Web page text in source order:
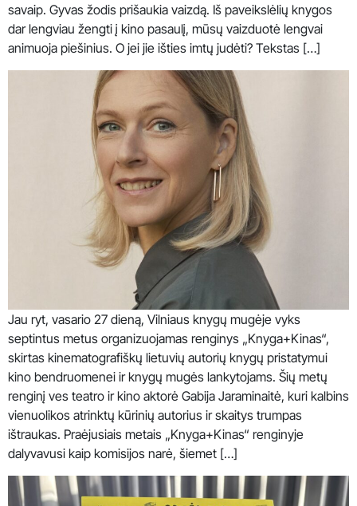
savaip. Gyvas žodis prišaukia vaizdą. Iš paveikslėlių knygos
dar lengviau žengti į kino pasaulį, mūsų vaizduotė lengvai
animuoja piešinius. O jei jie išties imtų judėti? Tekstas […]
Jau ryt, vasario 27 dieną, Vilniaus knygų mugėje vyks
septintus metus organizuojamas renginys „Knyga+Kinas“,
skirtas kinematografiškų lietuvių autorių knygų pristatymui
kino bendruomenei ir knygų mugės lankytojams. Šių metų
renginį ves teatro ir kino aktorė Gabija Jaraminaitė, kuri kalbins
vienuolikos atrinktų kūrinių autorius ir skaitys trumpas
ištraukas. Praėjusiais metais „Knyga+Kinas“ renginyje
dalyvavusi kaip komisijos narė, šiemet […]